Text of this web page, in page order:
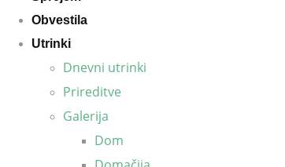
Obvestila
Utrinki
Dnevni utrinki
Prireditve
Galerija
Dom